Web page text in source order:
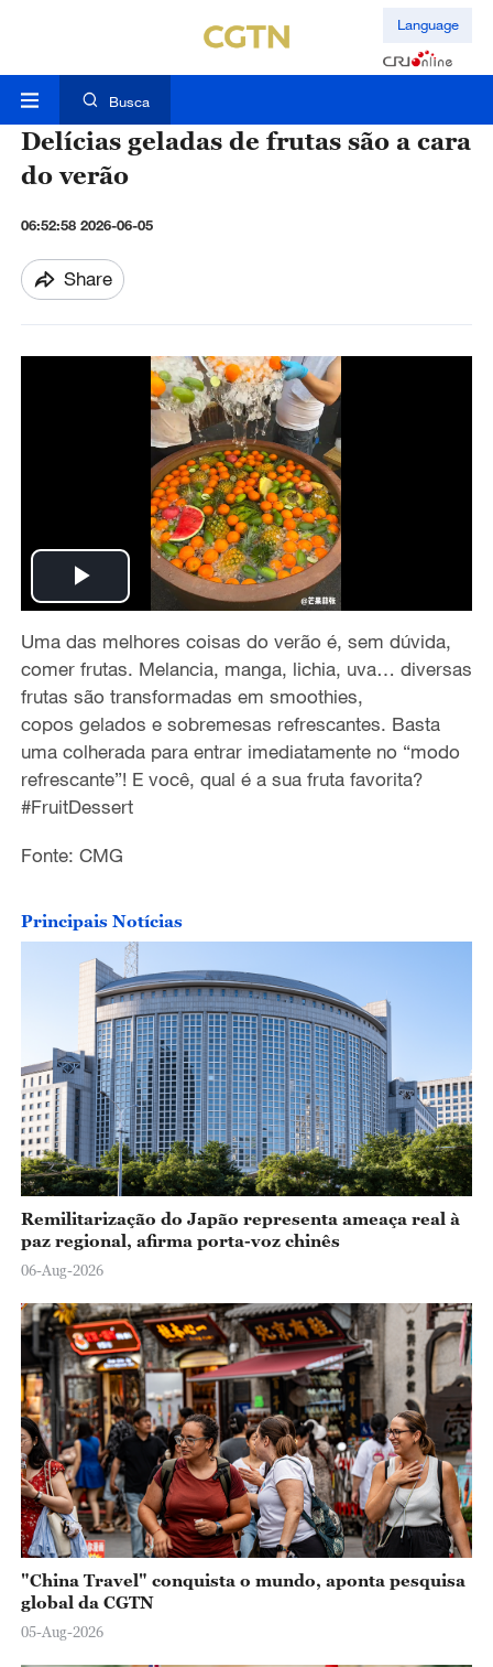
Language
Busca
Delícias geladas de frutas são a cara
do verão
06:52:58 2026-06-05
Share
P
l
a
y
V
i
e
o
Uma das melhores coisas do verão é, sem dúvida,
comer frutas. Melancia, manga, lichia, uva… diversas
frutas são transformadas em smoothies,
copos gelados e sobremesas refrescantes. Basta
uma colherada para entrar imediatamenteno “modo
refrescante”! E você, qual é a sua frutafavorita?
#FruitDessert
Fonte: CMG
Principais Notícias
Remilitarização do Japão representa ameaça real à
paz regional, afirma porta-voz chinês
06-Aug-2026
"China Travel" conquista o mundo, aponta pesquisa
global da CGTN
05-Aug-2026